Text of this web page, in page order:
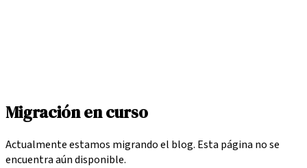
Migración en curso
Actualmente estamos migrando el blog. Esta página no se
encuentra aún disponible.